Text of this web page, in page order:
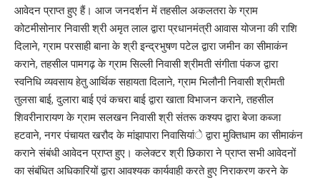
आवेदन प्राप्त हुए हैं। आज जनदर्शन में तहसील अकलतरा के ग्राम
कोटमीसोनार निवासी श्री अमृत लाल द्वारा प्रधानमंत्री आवास योजना की राशि
दिलाने, ग्राम परसाही बाना के श्री इन्द्रभुषण पटेल द्वारा जमीन का सीमाकंन
कराने, तहसील पामगढ़ के ग्राम सिल्ली निवासी श्रीमती संगीता पंकज द्वारा
स्वनिधि व्यवसाय हेतु आर्थिक सहायता दिलाने, ग्राम भिलौनी निवासी श्रीमती
तुलसा बाई, दुलारा बाई एवं कचरा बाई द्वारा खाता विभाजन कराने, तहसील
शिवरीनारायण के ग्राम सलखन निवासी श्री संतरू कश्यप द्वारा बेजा कब्जा
हटवाने, नगर पंचायत खरौद के मांझापारा निवासियांे द्वारा मुक्तिधाम का सीमाकंन
कराने संबंधी आवेदन प्राप्त हुए। कलेक्टर श्री छिकारा ने प्राप्त सभी आवेदनों
का संबंधित अधिकारियों द्वारा आवश्यक कार्यवाही करते हुए निराकरण करने के